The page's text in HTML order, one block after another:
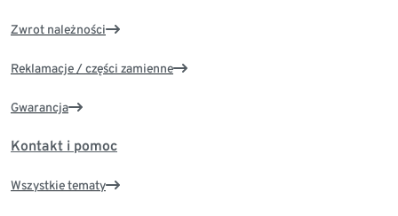
Zwrot należności
Reklamacje / części zamienne
Gwarancja
Kontakt i pomoc
Wszystkie tematy